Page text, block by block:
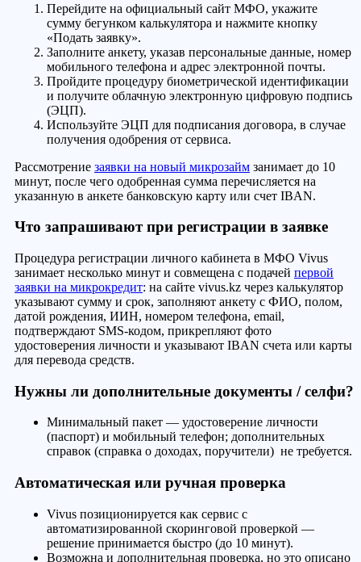
Перейдите на официальный сайт МФО, укажите
сумму бегунком калькулятора и нажмите кнопку
«Подать заявку».
Заполните анкету, указав персональные данные, номер
мобильного телефона и адрес электронной почты.
Пройдите процедуру биометрической идентификации
и получите облачную электронную цифровую подпись
(ЭЦП).
Используйте ЭЦП для подписания договора, в случае
получения одобрения от сервиса.
Рассмотрение заявки на новый микрозайм занимает до 10
минут, после чего одобренная сумма перечисляется на
указанную в анкете банковскую карту или счет IBAN.
Что запрашивают при регистрации в заявке
Процедура регистрации личного кабинета в МФО Vivus
занимает несколько минут и совмещена с подачей первой
заявки на микрокредит: на сайте vivus.kz через калькулятор
указывают сумму и срок, заполняют анкету с ФИО, полом,
датой рождения, ИИН, номером телефона, email,
подтверждают SMS-кодом, прикрепляют фото
удостоверения личности и указывают IBAN счета или карты
для перевода средств.
Нужны ли дополнительные документы / селфи?
Минимальный пакет — удостоверение личности
(паспорт) и мобильный телефон; дополнительных
справок (справка о доходах, поручители) не требуется.
Автоматическая или ручная проверка
Vivus позиционируется как сервис с
автоматизированной скоринговой проверкой —
решение принимается быстро (до 10 минут).
Возможна и дополнительная проверка, но это описано